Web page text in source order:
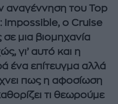
αναγέννηση του Top
Impossible, ο Cruise
μια βιομηχανία
γι’ αυτό και η
ένα επίτευγμα αλλά
πως η αφοσίωση
τι θεωρούμε